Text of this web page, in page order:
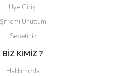
Üye Girişi
Şifremi Unuttum
Sepetiniz
BİZ KİMİZ ?
Hakkımızda